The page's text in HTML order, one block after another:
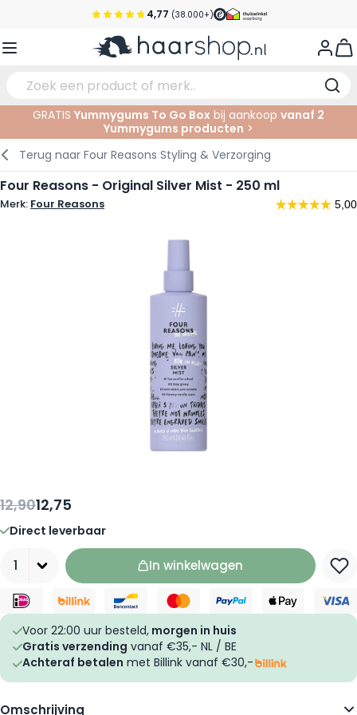
Ga naar de inhoud
Voor 22:00 uur besteld, morgen in huis*
Gratis verzending vanaf €35,-
Pick-up points
Service & Contact
Verzorging
Haarstyling
Haarkleuringen
Gezichtsverzorging
Lichaamsverzorging
Tanning
Wenkbrauwen
Ogen
Lippen
Nagelproducten
Nagel Accessoires
Haarproducten
Scheerproducten
Baardproducten
Elektrisch
Scheren
Knipbenodigdheden
In de Salon
Knippen
Kleuren
GRATIS Yummygums To Go Box bij aankoop vanaf 2
Yummygums producten >
Terug naar Four Reasons Styling & Verzorging
Four Reasons - Original Silver Mist - 250 ml
Merk: Four Reasons
12,9012,75
Direct leverbaar
In winkelwagen
Voor 22:00 uur besteld, morgen in huis
Gratis verzending vanaf €35,- NL / BE
Achteraf betalen met Billink vanaf €30,-
Omschrijving